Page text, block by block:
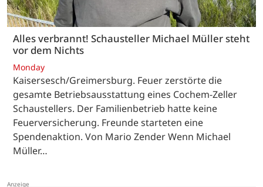
Alles verbrannt! Schausteller Michael Müller steht
vor dem Nichts
Monday
Kaisersesch/Greimersburg. Feuer zerstörte die
gesamte Betriebsausstattung eines Cochem-Zeller
Schaustellers. Der Familienbetrieb hatte keine
Feuerversicherung. Freunde starteten eine
Spendenaktion. Von Mario Zender Wenn Michael
Müller…